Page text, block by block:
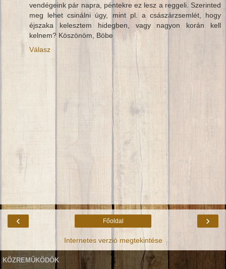
vendégeink pár napra, péntekre ez lesz a reggeli. Szerinted
meg lehet csinálni úgy, mint pl. a császárzsemlét, hogy
éjszaka kelesztem hidegben, vagy nagyon korán kell
kelnem? Köszönöm, Böbe
Válasz
‹ ›
Főoldal
Internetes verzió megtekintése
KÖZREMŰKÖDŐK